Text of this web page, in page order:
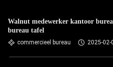
Walnut medewerker kantoor
bureau tafel
commercieel bureau 2025-02-